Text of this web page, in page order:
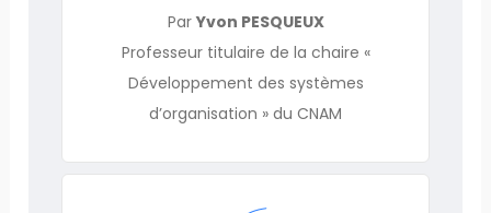
ParYvon PESQUEUX
Professeur titulaire de la chaire «
Développement des systèmes
d’organisation » du CNAM